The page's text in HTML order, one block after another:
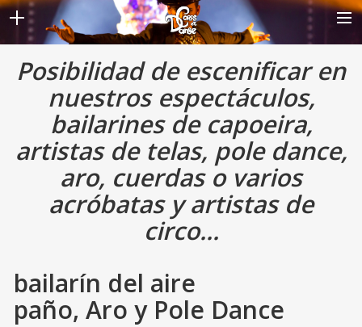
INICIO
ESPECTÁCULOS
GALERIES
AGENDA
ARTISTAS
A PROPOS
LANGUE
ATRACCIONES
Posibilidad de escenificar en
nuestros espectáculos,
bailarines de capoeira,
artistas de telas, pole dance,
aro, cuerdas o varios
acróbatas y artistas de
circo...
bailarín del aire
paño, Aro y Pole Dance